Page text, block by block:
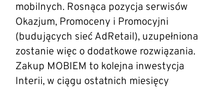
mobilnych. Rosnąca pozycja serwisów
Okazjum, Promoceny i Promocyjni
(budujących sieć AdRetail), uzupełniona
zostanie więc o dodatkowe rozwiązania.
Zakup MOBIEM to kolejna inwestycja
Interii, w ciągu ostatnich miesięcy